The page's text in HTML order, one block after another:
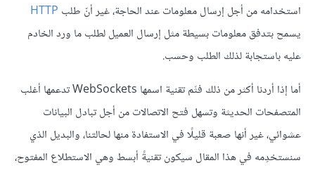
استخدامه من أجل إرسال معلومات عند الحاجة، غير أنّ طلب HTTP
يسمح بتدفق معلومات بسيطة مثل إرسال العميل لطلب ما ورد الخادم
عليه باستجابة لذلك الطلب وحسب.
أما إذا أردنا أكثر من ذلك فثَم تقنية اسمها WebSockets تدعمها أغلب
المتصفحات الحديثة وتسهل فتح الاتصالات من أجل تبادل البيانات
عشوائي، غير أنها صعبة قليلًا في الاستفادة منها لحالتنا، والبديل الذي
سنستخدِمه في هذا المقال سيكون تقنيةً أبسط وهي الاستطلاع المفتوح،